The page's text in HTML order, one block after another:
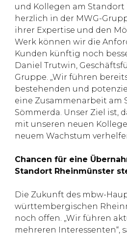
und Kollegen am Standort
herzlich in der MWG-
ihrer Expertise und den
Werk können wir die
Kunden künftig noch
Daniel Trutwin,
Gruppe. „Wir führen
bestehenden und
eine Zusammenarbeit am
Sömmerda. Unser Ziel ist,
mit unseren neuen
neuem Wachstum
Chancen für eine
Standort Rheinmünster
Die Zukunft des mbw-
württembergischen
noch offen. „Wir führen
mehreren Interessenten“,